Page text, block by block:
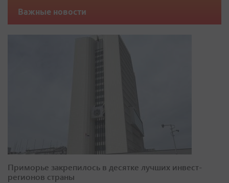
Важные новости
Приморье закрепилось в десятке лучших инвест-
регионов страны